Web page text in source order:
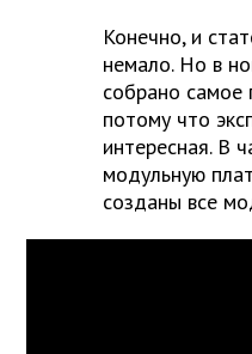
Конечно, и
немало. Но в
собрано самое
потому что
интересная. В
модульную
созданы все